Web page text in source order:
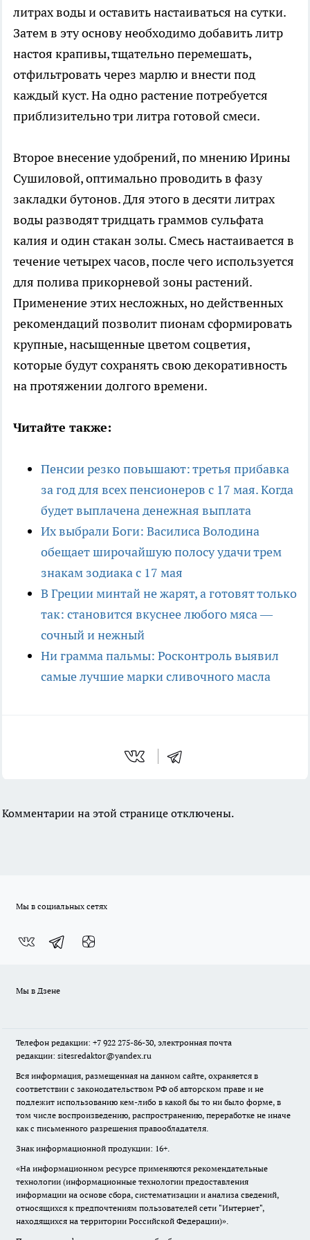
литрах воды и оставить настаиваться на сутки.
Затем в эту основу необходимо добавить литр
настоя крапивы, тщательно перемешать,
отфильтровать через марлю и внести под
каждый куст. На одно растение потребуется
приблизительно три литра готовой смеси.
Второе внесение удобрений, по мнению Ирины
Сушиловой, оптимально проводить в фазу
закладки бутонов. Для этого в десяти литрах
воды разводят тридцать граммов сульфата
калия и один стакан золы. Смесь настаивается в
течение четырех часов, после чего используется
для полива прикорневой зоны растений.
Применение этих несложных, но действенных
рекомендаций позволит пионам сформировать
крупные, насыщенные цветом соцветия,
которые будут сохранять свою декоративность
на протяжении долгого времени.
Читайте также:
Пенсии резко повышают: третья прибавка
за год для всех пенсионеров с 17 мая. Когда
будет выплачена денежная выплата
Их выбрали Боги: Василиса Володина
обещает широчайшую полосу удачи трем
знакам зодиака с 17 мая
В Греции минтай не жарят, а готовят только
так: становится вкуснее любого мяса —
сочный и нежный
Ни грамма пальмы: Росконтроль выявил
самые лучшие марки сливочного масла
Комментарии на этой странице отключены.
Мы в социальных сетях
Мы в Дзене
Телефон редакции: +7 922 275-86-30, электронная почта
редакции: sitesredaktor@yandex.ru
Вся информация, размещенная на данном сайте, охраняется в
соответствии с законодательством РФ об авторском праве и не
подлежит использованию кем-либо в какой бы то ни было форме, в
том числе воспроизведению, распространению, переработке не иначе
как с письменного разрешения правообладателя.
Знак информационной продукции: 16+.
«На информационном ресурсе применяются рекомендательные
технологии (информационные технологии предоставления
информации на основе сбора, систематизации и анализа сведений,
относящихся к предпочтениям пользователей сети "Интернет",
находящихся на территории Российской Федерации)».